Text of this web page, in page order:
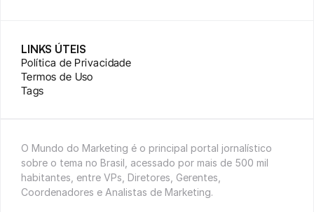
LINKS ÚTEIS
Política de Privacidade
Termos de Uso
Tags
O Mundo do Marketing é o principal portal jornalístico
sobre o tema no Brasil, acessado por mais de 500 mil
habitantes, entre VPs, Diretores, Gerentes,
Coordenadores e Analistas de Marketing.